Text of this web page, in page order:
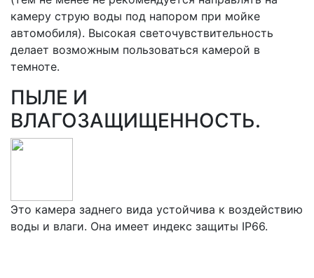
камеру струю воды под напором при мойке
автомобиля). Высокая светочувствительность
делает возможным пользоваться камерой в
темноте.
ПЫЛЕ И
ВЛАГОЗАЩИЩЕННОСТЬ.
Это камера заднего вида устойчива к воздействию
воды и влаги. Она имеет индекс защиты IP66.